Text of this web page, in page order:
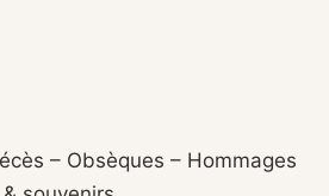
– Obsèques – Hommages